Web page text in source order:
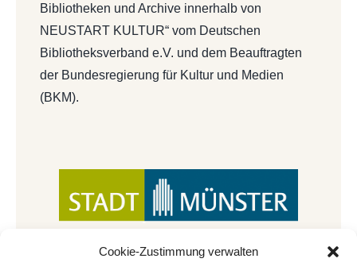
Cookie-Zustimmung verwalten
Bibliotheken und Archive innerhalb von
NEUSTART KULTUR“ vom Deutschen
Bibliotheksverband e.V. und dem Beauftragten
der Bundesregierung für Kultur und Medien
(BKM).